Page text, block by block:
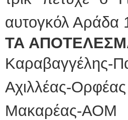
αυτογκόλ Αράδα
ΤΑ
Αχιλλέας-